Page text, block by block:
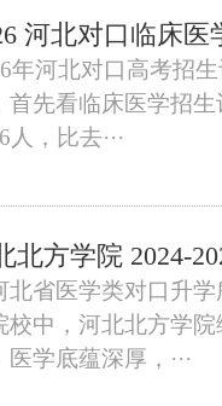
年河北对口高考招
首先看临床医学招
人，比去···
北省医学类对口升学
校中，河北北方学院
医学底蕴深厚，···